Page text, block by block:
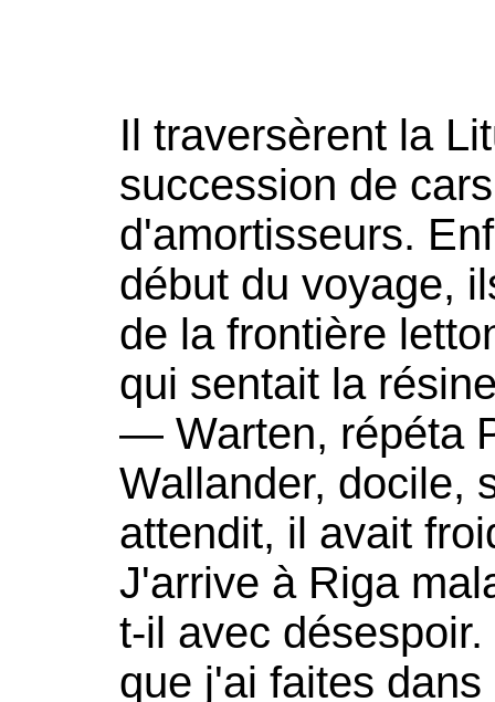
Il traversèrent la
succession de
d'amortisseurs.
début du voyage,
de la frontière
qui sentait la
— Warten, répéta
Wallander, docile,
attendit, il avait
J'arrive à Riga
t-il avec
que j'ai faites